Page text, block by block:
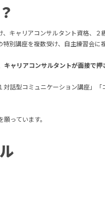
キャリアコンサルタント資格、２
別講座を複数受け、自主練習会
キャリアコンサルタントが面接で
話型コミュニケーション講座」
っています。